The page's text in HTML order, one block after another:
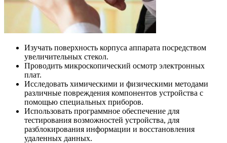
Изучать поверхность корпуса аппарата посредством
увеличительных стекол.
Проводить микроскопический осмотр электронных
плат.
Исследовать химическими и физическими методами
различные повреждения компонентов устройства с
помощью специальных приборов.
Использовать программное обеспечение для
тестирования возможностей устройства, для
разблокирования информации и восстановления
удаленных данных.